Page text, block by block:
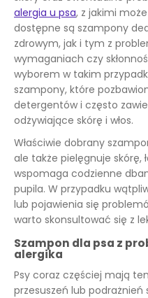
alergia u psa, z jakimi
dostępne są szampony
zdrowym, jak i tym z
wymaganiach czy
wyborem w takim
szampony, które
detergentów i często
odżywiające skórę i włos.
Właściwie dobrany
ale także pielęgnuje skórę,
wspomaga codzienne
pupila. W przypadku
lub pojawienia się
warto skonsultować się z
Szampon dla psa z
alergika
Psy coraz częściej mają
przesuszeń lub